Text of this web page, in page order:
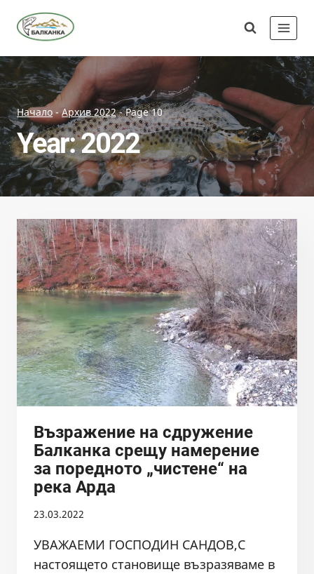
Начало-Архив 2022-Page 10
Year: 2022
Възражение на сдружение
Балканка срещу намерение
за поредното „чистене“ на
река Арда
23.03.2022
УВАЖАЕМИ ГОСПОДИН САНДОВ,С
настоящето становище възразяваме в